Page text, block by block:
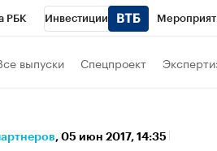
РБК Инвестиции
выпуски Спецпроект
⁠, 05 июн 2017, 14:35